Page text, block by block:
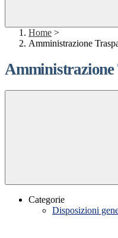
Home >
Amministrazione
Amministrazione
Categorie
Disposizioni